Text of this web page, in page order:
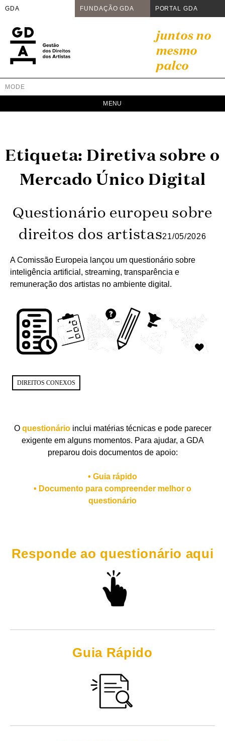
GDA FUNDAÇÃO GDA PORTAL GDA
content
juntos no
mesmo
palco
GDA
Juntos no mesmo palco
MODE
Etiqueta: Diretiva sobre o
Mercado Único Digital
Questionário europeu sobre
direitos dos artistas21/05/2026
A Comissão Europeia lançou um questionário sobre
inteligência artificial, streaming, transparência e
remuneração dos artistas no ambiente digital.
DIREITOS CONEXOS
O questionárioinclui matérias técnicas e pode parecer
exigente em alguns momentos. Para ajudar, a GDA
preparou dois documentos de apoio:
• Guia rápido
• Documento para compreender melhor o
questionário
Responde ao questionário aqui
Guia Rápido